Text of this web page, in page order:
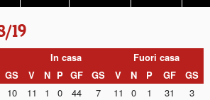
19
In casa
Fuori casa
GS V N P GF GS V N P GF
GS
10 11 1 0 44 7 11 0 1 31
3